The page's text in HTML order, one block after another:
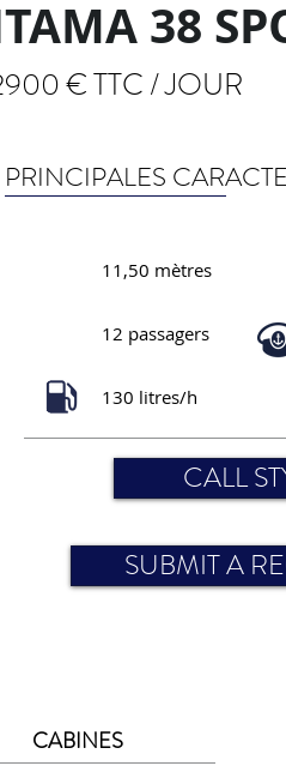
38
€ TTC / JOUR
PRINCIPALES
11,50 mètres
12 passagers
130 litres/h
CALL
SUBMIT A
CABINES